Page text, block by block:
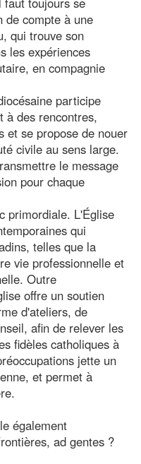
de compte à une
qui trouve son
les expériences
en compagnie
participe
à des rencontres,
et se propose de nouer
civile au sens large.
le message
pour chaque
primordiale. L'Église
qui
telles que la
vie professionnelle et
Outre
offre un soutien
d'ateliers, de
afin de relever les
fidèles catholiques à
jette un
et permet à
également
ad gentes ?